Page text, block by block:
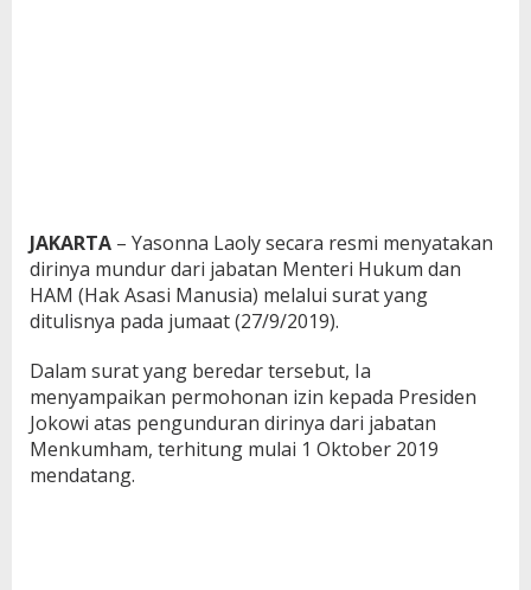
JAKARTA – Yasonna Laoly secara resmi menyatakan
dirinya mundur dari jabatan Menteri Hukum dan
HAM (Hak Asasi Manusia) melalui surat yang
ditulisnya pada jumaat (27/9/2019).
Dalam surat yang beredar tersebut, Ia
menyampaikan permohonan izin kepada Presiden
Jokowi atas pengunduran dirinya dari jabatan
Menkumham, terhitung mulai 1 Oktober 2019
mendatang.